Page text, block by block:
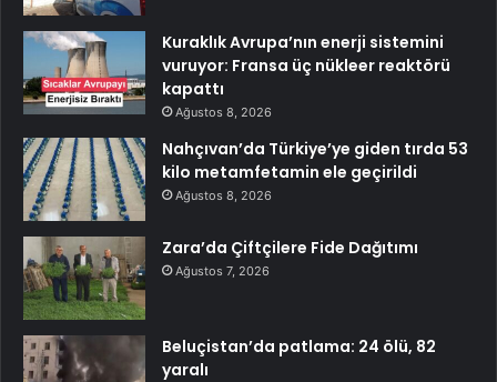
Kuraklık Avrupa’nın enerji sistemini
vuruyor: Fransa üç nükleer reaktörü
kapattı
Ağustos 8, 2026
Nahçıvan’da Türkiye’ye giden tırda 53
kilo metamfetamin ele geçirildi
Ağustos 8, 2026
Zara’da Çiftçilere Fide Dağıtımı
Ağustos 7, 2026
Beluçistan’da patlama: 24 ölü, 82
yaralı